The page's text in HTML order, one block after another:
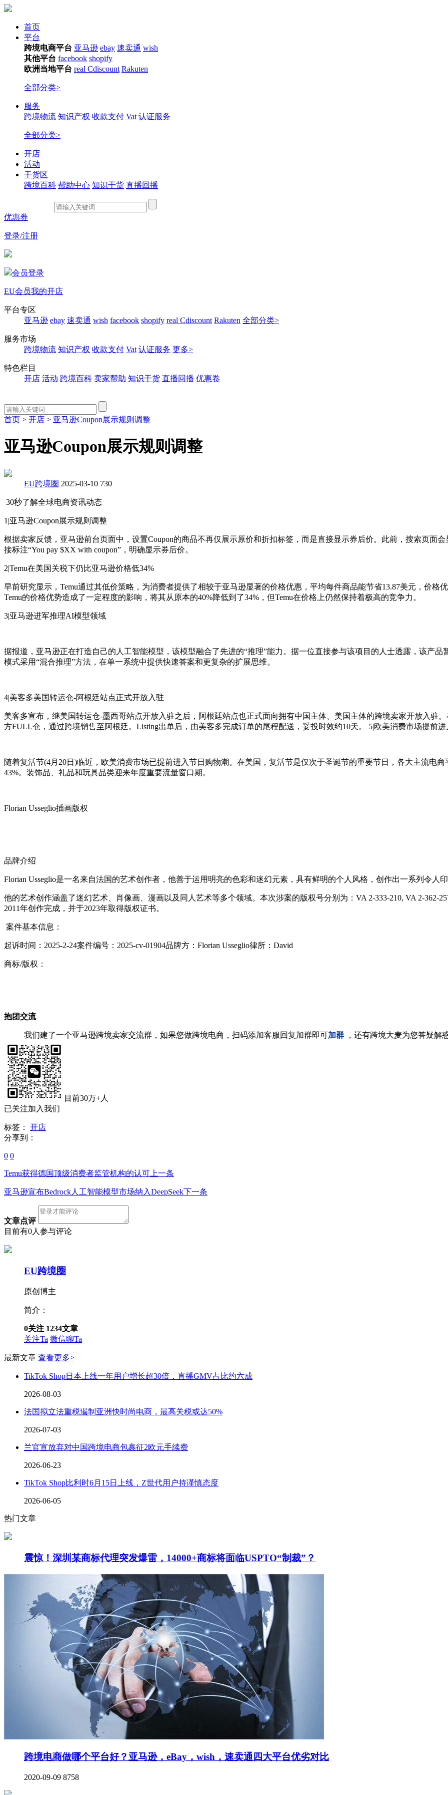
首页
平台
跨境电商平台 亚马逊 ebay 速卖通 wish
其他平台 facebook shopify
欧洲当地平台 real Cdiscount Rakuten
全部分类>
服务
跨境物流 知识产权 收款支付 Vat 认证服务
全部分类>
开店
活动
干货区
跨境百科 帮助中心 知识干货 直播回播
优惠券
登录/注册
会员登录
EU会员我的开店
平台专区
亚马逊 ebay 速卖通 wish facebook shopify real Cdiscount Rakuten 全部分类>
服务市场
跨境物流 知识产权 收款支付 Vat 认证服务 更多>
特色栏目
开店 活动 跨境百科 卖家帮助 知识干货 直播回播 优惠卷
首页 > 开店 > 亚马逊Coupon展示规则调整
亚马逊Coupon展示规则调整
EU跨境圈 2025-03-10 730
30秒了解全球电商资讯动态
1|亚马逊Coupon展示规则调整
根据卖家反馈，亚马逊前台页面中，设置Coupon的商品不再仅展示原价和折扣标签，而是直接显示券后价。此前，搜索页面会
接标注“You pay $XX with coupon”，明确显示券后价。
2|Temu在美国关税下仍比亚马逊价格低34%
早前研究显示，Temu通过其低价策略，为消费者提供了相较于亚马逊显著的价格优惠，平均每件商品能节省13.87美元，价格
Temu的价格优势造成了一定程度的影响，将其从原本的40%降低到了34%，但Temu在价格上仍然保持着极高的竞争力。
3|亚马逊进军推理AI模型领域
据报道，亚马逊正在打造自己的人工智能模型，该模型融合了先进的“推理”能力。据一位直接参与该项目的人士透露，该产
模式采用“混合推理”方法，在单一系统中提供快速答案和更复杂的扩展思维。
4|美客多美国转运仓-阿根廷站点正式开放入驻
美客多宣布，继美国转运仓-墨西哥站点开放入驻之后，阿根廷站点也正式面向拥有中国主体、美国主体的跨境卖家开放入驻
方FULL仓，通过跨境销售至阿根廷。Listing出单后，由美客多完成订单的尾程配送，妥投时效约10天。 5|欧美消费市场提前进
随着复活节(4月20日)临近，欧美消费市场已提前进入节日购物潮。在美国，复活节是仅次于圣诞节的重要节日，各大主流电
43%。装饰品、礼品和玩具品类迎来年度重要流量窗口期。
Florian Usseglio插画版权
品牌介绍
Florian Usseglio是一名来自法国的艺术创作者，他善于运用明亮的色彩和迷幻元素，具有鲜明的个人风格，创作出一系列令人印
他的艺术创作涵盖了迷幻艺术、肖像画、漫画以及同人艺术等多个领域。本次涉案的版权号分别为：VA 2-333-210, VA 2-362-
2011年创作完成，并于2023年取得版权证书。
案件基本信息：
起诉时间：2025-2-24案件编号：2025-cv-01904品牌方：Florian Usseglio律所：David
商标/版权：
抱团交流
我们建了一个亚马逊跨境卖家交流群，如果您做跨境电商，扫码添加客服回复加群即可加群 ，还有跨境大麦为您答疑解惑
目前30万+人
已关注加入我们
标签：
开店
分享到：
0 0
Temu获得德国顶级消费者监管机构的认可 上一条
亚马逊宣布Bedrock人工智能模型市场纳入DeepSeek下一条
文章点评
目前有0人参与评论
EU跨境圈
原创博主
简介：
0关注 1234文章
关注Ta 微信聊Ta
最新文章 查看更多>
TikTok Shop日本上线一年用户增长超30倍，直播GMV占比约六成
2026-08-03
法国拟立法重税遏制亚洲快时尚电商，最高关税或达50%
2026-07-03
兰官宣放弃对中国跨境电商包裹征2欧元手续费
2026-06-23
TikTok Shop比利时6月15日上线，Z世代用户持谨慎态度
2026-06-05
热门文章
震惊！深圳某商标代理突发爆雷，14000+商标将面临USPTO“制裁”？
跨境电商做哪个平台好？亚马逊，eBay，wish，速卖通四大平台优劣对比
2020-09-09 8758